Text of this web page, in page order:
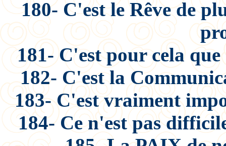
180- C'est le Rêve de
181- C'est pour cela
182- C'est la
183- C'est vraiment
184- Ce n'est pas